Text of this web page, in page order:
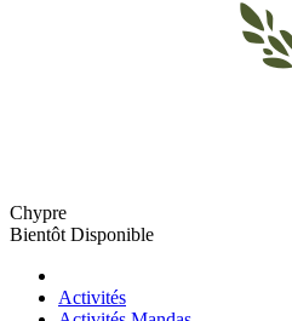
Chypre
Bientôt Disponible
Activités